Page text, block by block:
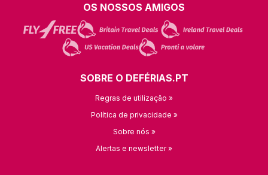
OS NOSSOS AMIGOS
SOBRE O DEFÉRIAS.PT
Regras de utilização »
Política de privacidade »
Sobre nós »
Alertas e newsletter »